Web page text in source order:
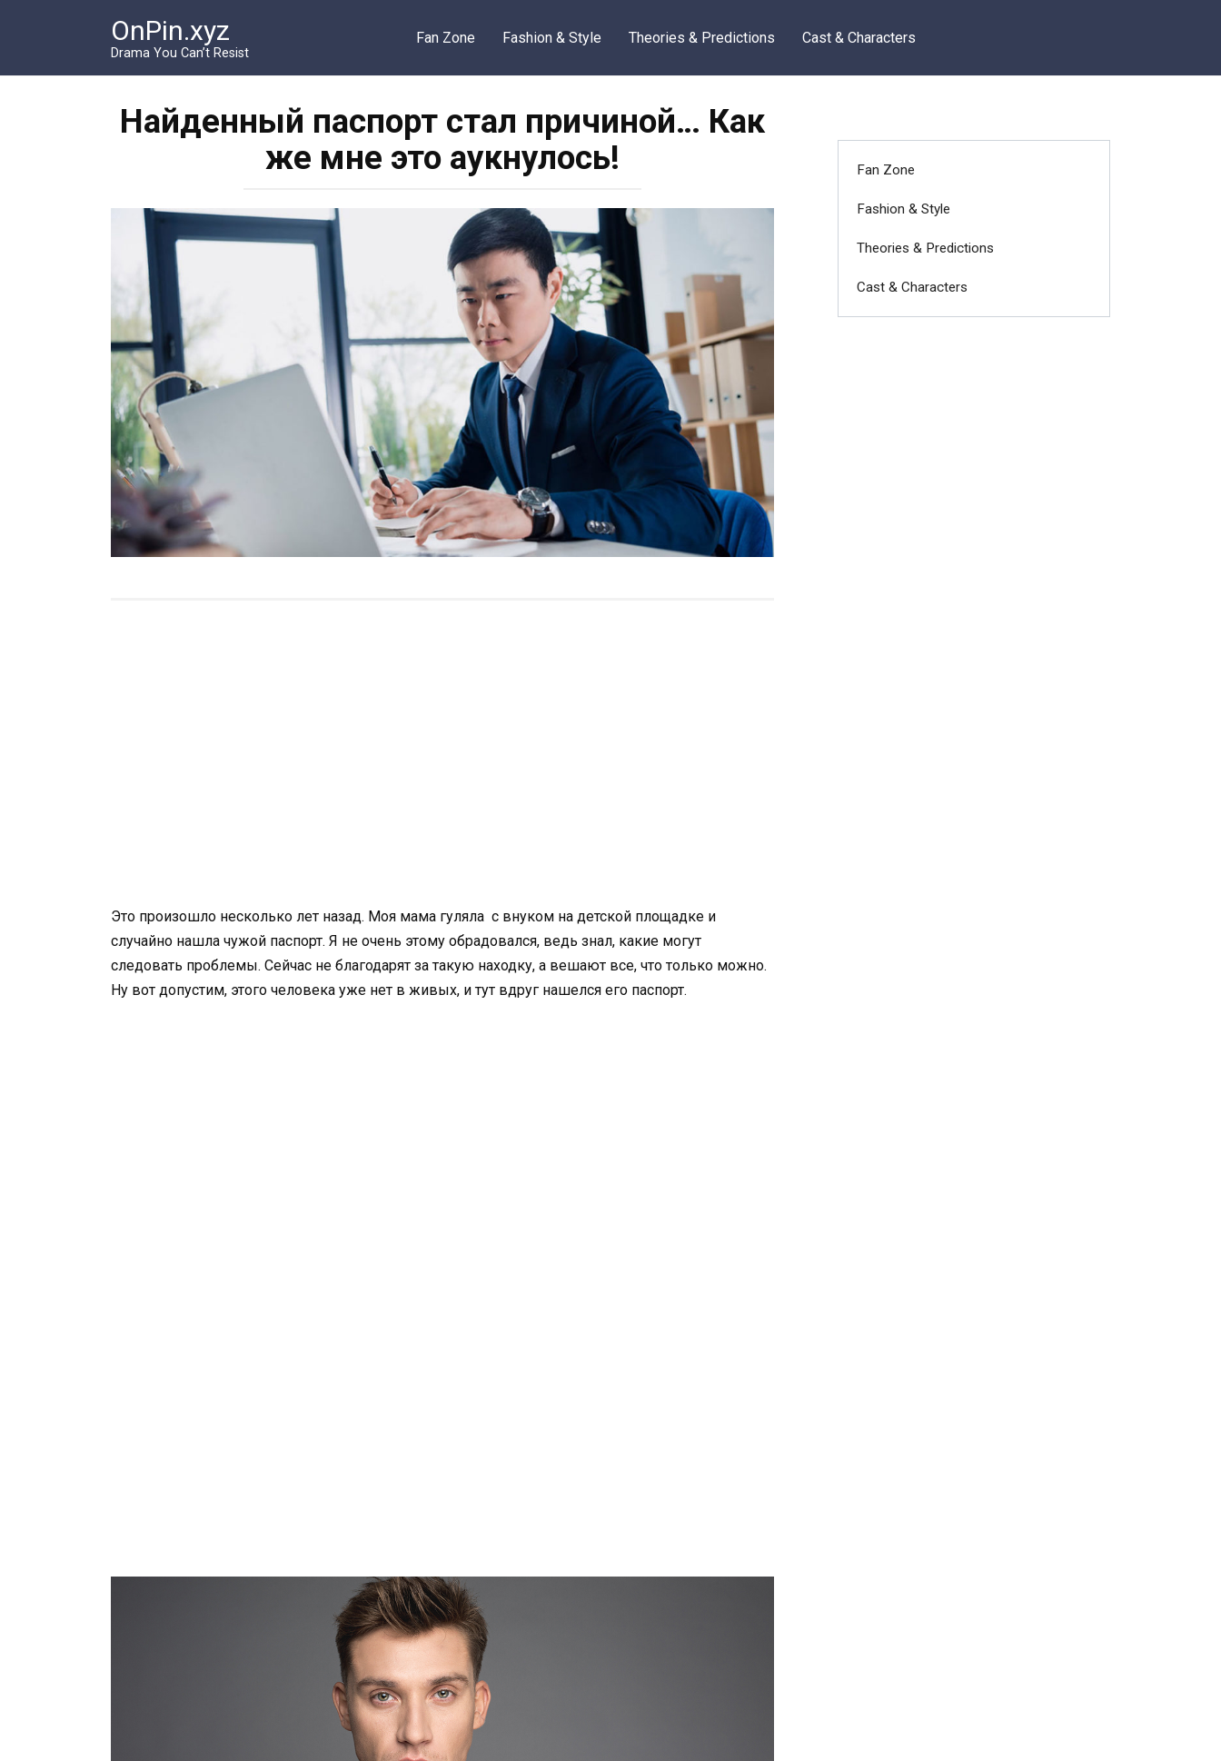
OnPin.xyz
Drama You Can’t Resist
Fan Zone Fashion & Style Theories & Predictions Cast & Characters
Найденный паспорт стал причиной… Как
же мне это аукнулось!
Это произошло несколько лет назад. Моя мама гуляла с внуком на детской площадке и
случайно нашла чужой паспорт. Я не очень этому обрадовался, ведь знал, какие могут
следовать проблемы. Сейчас не благодарят за такую находку, а вешают все, что только можно.
Ну вот допустим, этого человека уже нет в живых, и тут вдруг нашелся его паспорт.
Fan Zone
Fashion & Style
Theories & Predictions
Cast & Characters